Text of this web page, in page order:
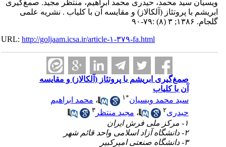
ویسیان سید محمد، حیدری محمد ابراهیم، منتظر مجید. صمغ‌گیری
ابریشم با پروتئاز (آلکالاز) و مقایسه آن با کلیاب . نشریه علمی
گلجام. ۱۳۸۶; ۳ (۸) :۷۹-۹۰
URL:http://goljaam.icsa.ir/article-۱-۳۷۹-fa.html
صمغ‌گیری ابریشم با پروتئاز (آلکالاز) و مقایسه
آن با کلیاب
سید محمد ویسیان *۱ ،محمد ابراهیم
حیدری
،مجید منتظر۳